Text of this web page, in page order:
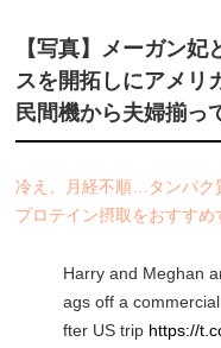
【写真】メーガン
スを開拓しにアメ
民間機から夫婦揃っ
冷え、月経不順…タンパ
プロテイン摂取をおすすめ
Harry and Meghan
ags off a
fter US trip https://